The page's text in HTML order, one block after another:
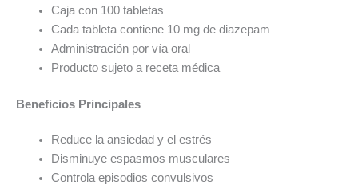
Caja con 100 tabletas
Cada tableta contiene 10 mg de diazepam
Administración por vía oral
Producto sujeto a receta médica
Beneficios Principales
Reduce la ansiedad y el estrés
Disminuye espasmos musculares
Controla episodios convulsivos